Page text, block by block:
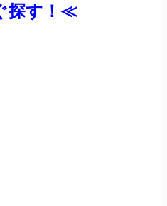
探す！≪